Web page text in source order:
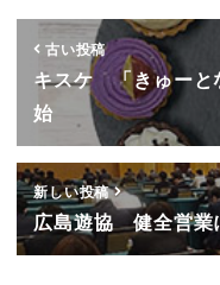
古い投稿
キスケ 「きゅーと
始
新しい投稿
広島遊協 健全営業